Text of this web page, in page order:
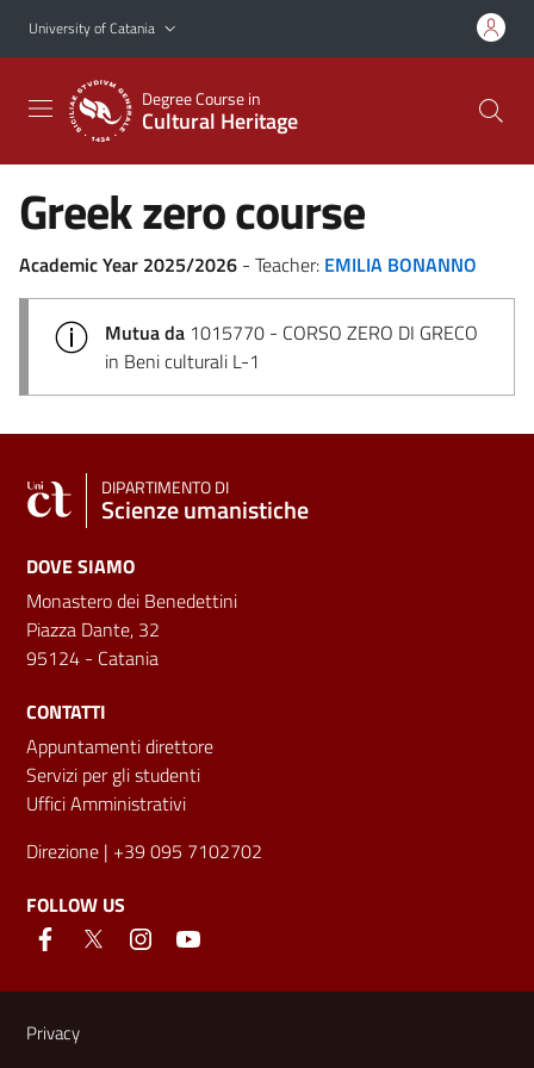
Go to main content
Go to navigation menu
University of Catania
Degree Course in
Cultural Heritage
Greek zero course
Academic Year 2025/2026 - Teacher: EMILIA BONANNO
Mutua da 1015770 - CORSO ZERO DI GRECO
in Beni culturali L-1
DIPARTIMENTO DI
Scienze umanistiche
DOVE SIAMO
Monastero dei Benedettini
Piazza Dante, 32
95124 - Catania
CONTATTI
Appuntamenti direttore
Servizi per gli studenti
Uffici Amministrativi
Direzione | +39 095 7102702
FOLLOW US
Useful links and information
Privacy